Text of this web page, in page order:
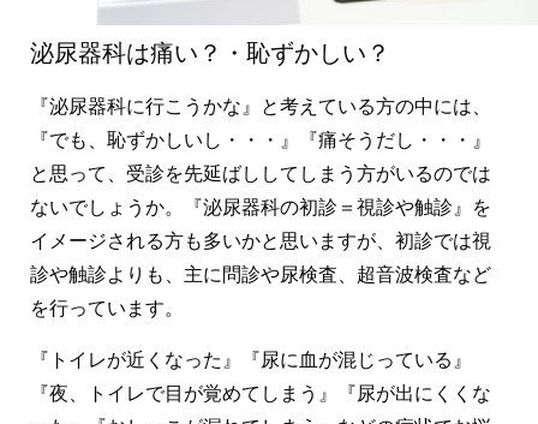
泌尿器科は痛い？・恥ずかしい？
『泌尿器科に行こうかな』と考えている方の中には、
『でも、恥ずかしいし・・・』『痛そうだし・・・』
と思って、受診を先延ばししてしまう方がいるのでは
ないでしょうか。『泌尿器科の初診＝視診や触診』を
イメージされる方も多いかと思いますが、初診では視
診や触診よりも、主に問診や尿検査、超音波検査など
を行っています。
『トイレが近くなった』『尿に血が混じっている』
『夜、トイレで目が覚めてしまう』『尿が出にくくな